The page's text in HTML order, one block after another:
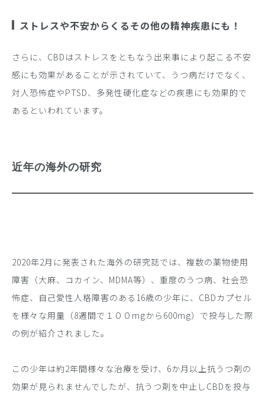
ストレスや不安からくるその他の精神疾患にも！
さらに、CBDはストレスをともなう出来事により起こる不安
感にも効果があることが示されていて、うつ病だけでなく、
対人恐怖症やPTSD、多発性硬化症などの疾患にも効果的で
あるといわれています。
近年の海外の研究
2020年2月に発表された海外の研究誌では、複数の薬物使用
障害（大麻、コカイン、MDMA等）、重度のうつ病、社会恐
怖症、自己愛性人格障害のある16歳の少年に、CBDカプセル
を様々な用量（8週間で１００mgから600mg）で投与した際
の例が紹介されました。
この少年は約2年間様々な治療を受け、6か月以上抗うつ剤の
効果が見られませんでしたが、抗うつ剤を中止しCBDを投与